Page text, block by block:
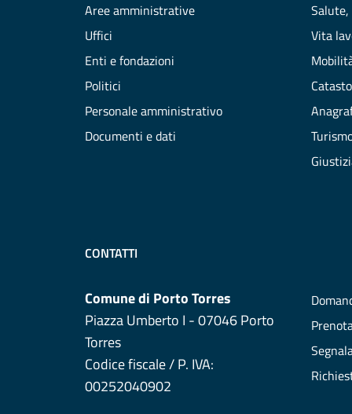
Aree amministrative
Uffici
Enti e fondazioni
Politici
Personale amministrativo
Documenti e dati
Salute,
Vita
CONTATTI
Comune di Porto Torres
Piazza Umberto I - 07046 Porto
Torres
Codice fiscale / P. IVA:
00252040902